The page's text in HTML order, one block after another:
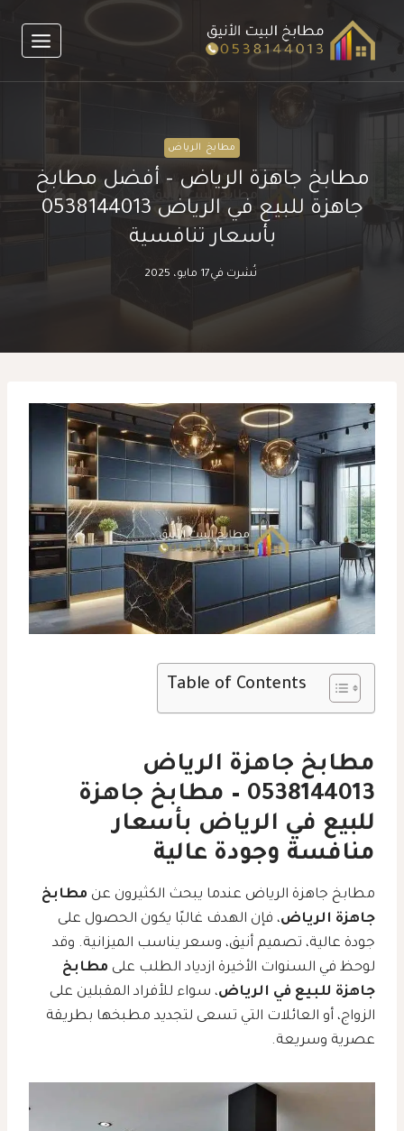
المحتوى
مطابخ الرياض
مطابخ جاهزة الرياض – أفضل مطابخ
جاهزة للبيع في الرياض 0538144013
بأسعار تنافسية
نُشرت في17 مايو، 2025
Table of Contents
مطابخ جاهزة الرياض
0538144013 – مطابخ جاهزة
للبيع في الرياض بأسعار
منافسة وجودة عالية
مطابخ جاهزة الرياض عندما يبحث الكثيرون عن مطابخ
جاهزة الرياض، فإن الهدف غالبًا يكون الحصول على
جودة عالية، تصميم أنيق، وسعر يناسب الميزانية. وقد
لوحظ في السنوات الأخيرة ازدياد الطلب على مطابخ
جاهزة للبيع في الرياض، سواء للأفراد المقبلين على
الزواج، أو العائلات التي تسعى لتجديد مطبخها بطريقة
عصرية وسريعة.